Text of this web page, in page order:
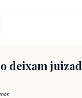
deixam